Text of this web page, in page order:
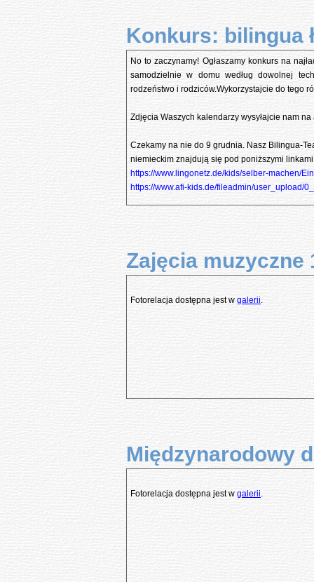
Konkurs: bilingua
No to zaczynamy! Ogłaszamy konkurs na
samodzielnie w domu według dowolnej
rodzeństwo i rodziców.Wykorzystajcie do tego
Zdjęcia Waszych kalendarzy wysyłajcie nam
Czekamy na nie do 9 grudnia. Nasz Bilingua-
niemieckim znajdują się pod poniższymi
https://www.lingonetz.de/kids/selber-machen/
https://www.afi-kids.de/fileadmin/user_upload/
Zajęcia muzyczne
Fotorelacja dostępna jest w galerii.
Międzynarodowy
Fotorelacja dostępna jest w galerii.